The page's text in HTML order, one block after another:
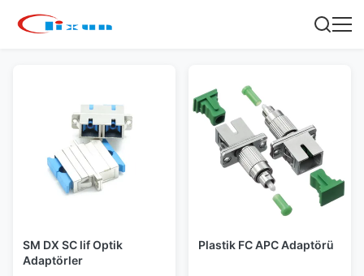
SM DX SC lif Optik
Adaptörler
Plastik FC APC Adaptörü